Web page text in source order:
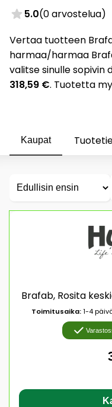
5.0(0 arvostelua)
Vertaa tuotteen
harmaa/harmaa
valitse sinulle sopivin
318,59 €. Tuotetta
Kaupat
Brafab, Rosita
Toimitusaika:1-4